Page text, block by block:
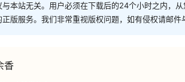
本站无关。用户必须在下载后的24个小时之内，
版服务。我们非常重视版权问题，如有侵权请邮件
香